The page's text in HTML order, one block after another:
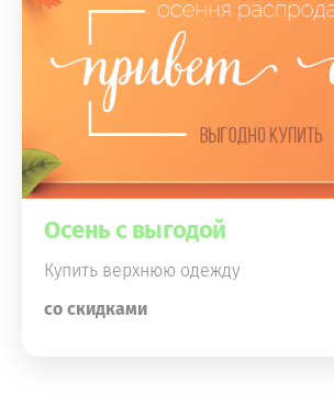
Осень с выгодой
Купить верхнюю одежду
со скидками